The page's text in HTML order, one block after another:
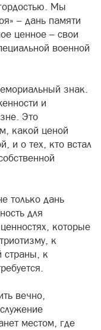
Мы
– дань памяти
ценное – свои
военной
знак.
и
Это
какой ценой
и о тех, кто встал
только дань
для
которые
к
страны, к
вечно,
местом, где